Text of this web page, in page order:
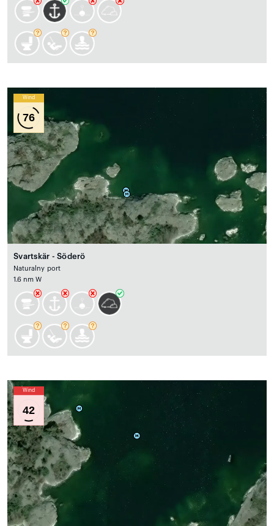
Wind
76
Svartskär - Söderö
Naturalny port
1.6 nm W
Wind
42